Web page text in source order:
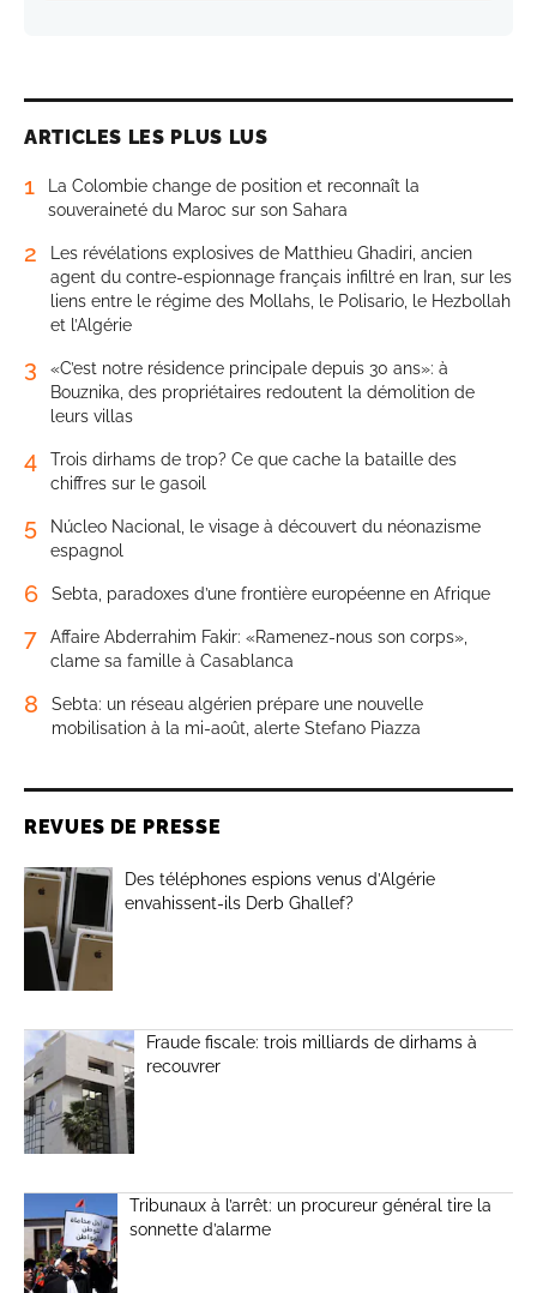
ARTICLES LES PLUS LUS
1
La Colombie change de position et reconnaît la
souveraineté du Maroc sur son Sahara
2
Les révélations explosives de Matthieu Ghadiri, ancien
agent du contre-espionnage français infiltré en Iran, sur les
liens entre le régime des Mollahs, le Polisario, le Hezbollah
et l’Algérie
3
«C’est notre résidence principale depuis 30 ans»: à
Bouznika, des propriétaires redoutent la démolition de
leurs villas
4
Trois dirhams de trop? Ce que cache la bataille des
chiffres sur le gasoil
5
Núcleo Nacional, le visage à découvert du néonazisme
espagnol
6 Sebta, paradoxes d’une frontière européenne en Afrique
7
Affaire Abderrahim Fakir: «Ramenez-nous son corps»,
clame sa famille à Casablanca
8
Sebta: un réseau algérien prépare une nouvelle
mobilisation à la mi-août, alerte Stefano Piazza
REVUES DE PRESSE
Des téléphones espions venus d’Algérie
envahissent-ils Derb Ghallef?
Fraude fiscale: trois milliards de dirhams à
recouvrer
Tribunaux à l’arrêt: un procureur général tire la
sonnette d’alarme